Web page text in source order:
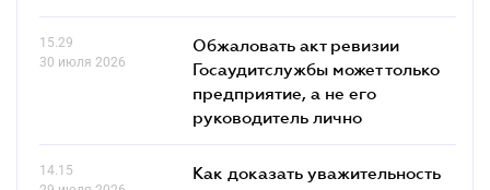
15.29
30 июля 2026
Обжаловать акт ревизии
Госаудитслужбы может только
предприятие, а не его
руководитель лично
14.15
Как доказать уважительность